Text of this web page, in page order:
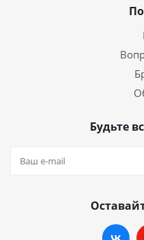
Будьте